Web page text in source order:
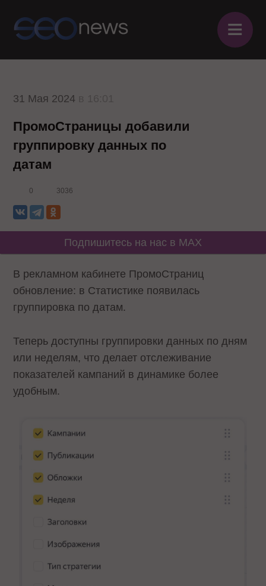
≡
31 Мая 2024
ПромоСтраницы добавили
группировку данных по
датам
0 3036
Подпишитесь на нас в MAX
В рекламном кабинете ПромоСтраниц
обновление: в Статистике появилась
группировка по датам.
Теперь доступны группировки данных по дням
или неделям, что делает отслеживание
показателей кампаний в динамике более
удобным.